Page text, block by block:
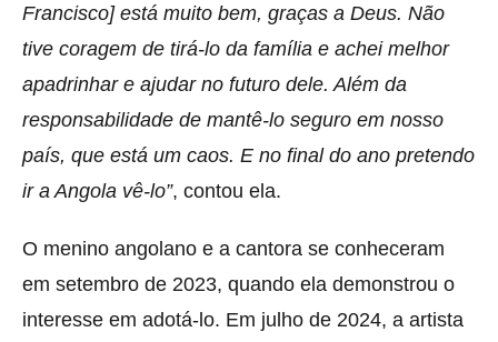
Francisco] está muito bem, graças a Deus. Não
tive coragem de tirá-lo da família e achei melhor
apadrinhar e ajudar no futuro dele. Além da
responsabilidade de mantê-lo seguro em nosso
país, que está um caos. E no final do ano pretendo
ir a Angola vê-lo”, contou ela.
O menino angolano e a cantora se conheceram
em setembro de 2023, quando ela demonstrou o
interesse em adotá-lo. Em julho de 2024, a artista